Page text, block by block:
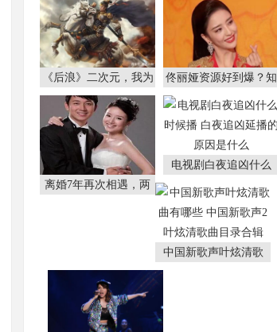
《后浪》二次元，我为 佟丽娅资源好到爆？知
离婚7年再次相遇，两
电视剧白夜追凶什么
中国新歌声叶炫清歌